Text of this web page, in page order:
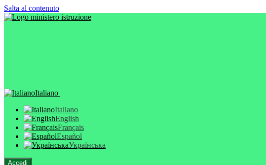
Salta al contenuto
Italiano
Italiano
English
Français
Español
Українська
Accedi